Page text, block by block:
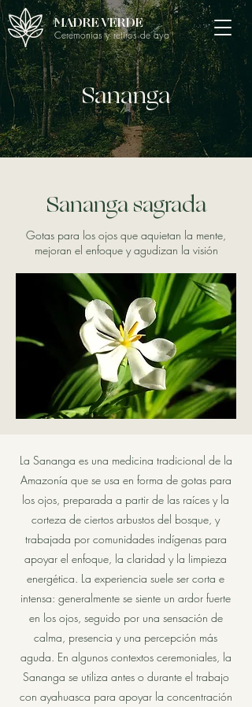
MADRE VERDE
Ceremonias y retiros de aya
Sananga
Sananga sagrada
Gotas para los ojos que aquietan la mente,
mejoran el enfoque y agudizan la visión
La Sananga es una medicina tradicional de la
Amazonía que se usa en forma de gotas para
los ojos, preparada a partir de las raíces y la
corteza de ciertos arbustos del bosque, y
trabajada por comunidades indígenas para
apoyar el enfoque, la claridad y la limpieza
energética. La experiencia suele ser corta e
intensa: generalmente se siente un ardor fuerte
en los ojos, seguido por una sensación de
calma, presencia y una percepción más
aguda. En algunos contextos ceremoniales, la
Sananga se utiliza antes o durante el trabajo
con ayahuasca para apoyar la concentración